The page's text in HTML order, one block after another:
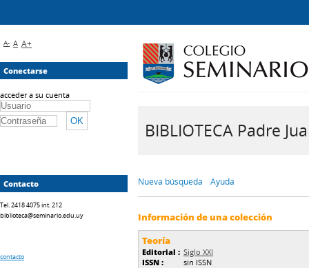
BIBLIOTECA Padre
Nueva búsqueda Ayuda
Información de una colección
Teoría
Editorial : Siglo XXI
ISSN :
sin ISSN
A- A A+
Conectarse
acceder a su cuenta
Contacto
Tel. 2418 4075 int. 212
biblioteca@seminario.edu.uy
contacto